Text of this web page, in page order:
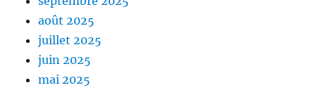
août 2025
juillet 2025
juin 2025
mai 2025